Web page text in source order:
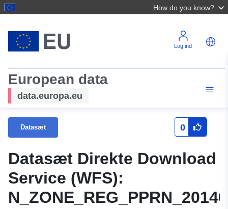
How do you know?
Log ind
European data
data.europa.eu
Datasæt 0
Datasæt Direkte Download
Service (WFS):